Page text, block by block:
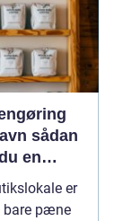
en
at
er
bare pæne